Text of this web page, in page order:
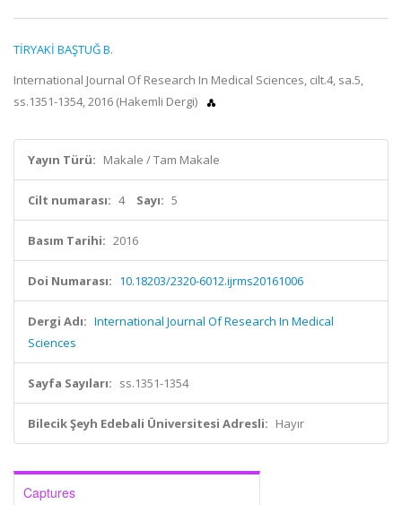
TİRYAKİ BAŞTUĞ B.
International Journal Of Research In Medical Sciences, cilt.4, sa.5,
ss.1351-1354, 2016 (Hakemli Dergi)
Yayın Türü: Makale / Tam Makale
Cilt numarası: 4 Sayı: 5
Basım Tarihi: 2016
Doi Numarası: 10.18203/2320-6012.ijrms20161006
Dergi Adı: International Journal Of Research In Medical
Sciences
Sayfa Sayıları: ss.1351-1354
Bilecik Şeyh Edebali Üniversitesi Adresli: Hayır
Captures